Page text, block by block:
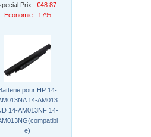
Prix : €48.87
Economie : 17%
pour HP 14-
14-AM013
14-AM013NF 14-
e)